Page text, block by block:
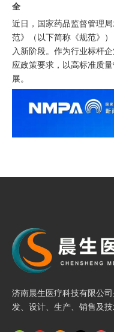
全
近日，国家药品监督管理
范》（以下简称《规范》
入新阶段。作为行业标杆
应政策要求，以高标准质
展。
济南晨生医疗科技有限公
发、设计、生产、销售及